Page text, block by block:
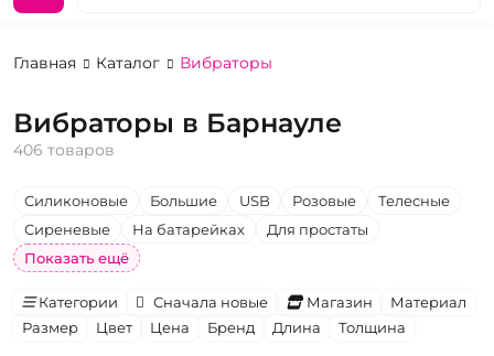
Главная Каталог Вибраторы
Вибраторы в Барнауле
406 товаров
Силиконовые Большие USB Розовые
Телесные
Сиреневые
На батарейках
Для простаты
Показать ещё
Категории Сначала новые Магазин
Материал
Размер
Цвет Цена Бренд Длина Толщина